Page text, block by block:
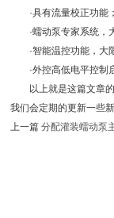
·具有流量校正功能；
·蠕动泵专家系统，大
·智能温控功能，大
·外控高低电平控制启
以上就是这篇文章的
我们会定期的更新一些
上一篇 分配灌装蠕动泵